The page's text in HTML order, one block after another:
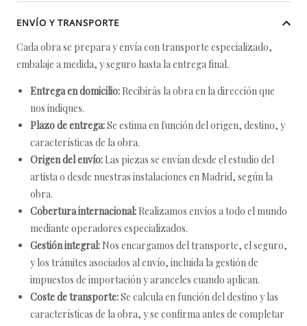
ENVÍO Y TRANSPORTE
Cada obra se prepara y envía con transporte especializado,
embalaje a medida, y seguro hasta la entrega final.
Entrega en domicilio: Recibirás la obra en la dirección que
nos indiques.
Plazo de entrega:Se estima en función del origen, destino, y
características de la obra.
Origen del envío: Las piezas se envían desde el estudio del
artista o desde nuestras instalaciones en Madrid, según la
obra.
Cobertura internacional: Realizamos envíos a todo el mundo
mediante operadores especializados.
Gestión integral: Nos encargamos del transporte, el seguro,
y los trámites asociados al envío, incluida la gestión de
impuestos de importación y aranceles cuando aplican.
Coste de transporte:Se calcula en función del destino y las
características de la obra, y se confirma antes de completar